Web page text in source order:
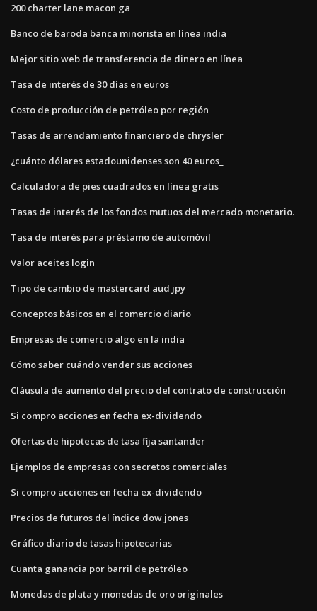
200 charter lane macon ga
Banco de baroda banca minorista en línea india
Mejor sitio web de transferencia de dinero en línea
Tasa de interés de 30 días en euros
Costo de producción de petróleo por región
Tasas de arrendamiento financiero de chrysler
¿cuánto dólares estadounidenses son 40 euros_
Calculadora de pies cuadrados en línea gratis
Tasas de interés de los fondos mutuos del mercado monetario.
Tasa de interés para préstamo de automóvil
Valor aceites login
Tipo de cambio de mastercard aud jpy
Conceptos básicos en el comercio diario
Empresas de comercio algo en la india
Cómo saber cuándo vender sus acciones
Cláusula de aumento del precio del contrato de construcción
Si compro acciones en fecha ex-dividendo
Ofertas de hipotecas de tasa fija santander
Ejemplos de empresas con secretos comerciales
Si compro acciones en fecha ex-dividendo
Precios de futuros del índice dow jones
Gráfico diario de tasas hipotecarias
Cuanta ganancia por barril de petróleo
Monedas de plata y monedas de oro originales